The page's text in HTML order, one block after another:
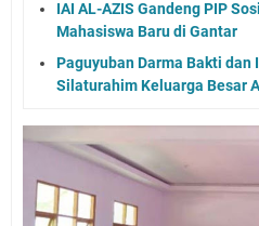
IAI AL-AZIS Gandeng PIP
Mahasiswa Baru di Gantar
Paguyuban Darma Bakti dan
Silaturahim Keluarga Besar